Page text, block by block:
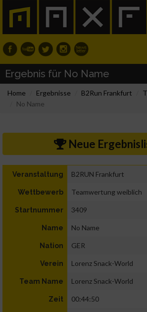
Ergebnis für No Name
Home Ergebnisse B2Run Frankfurt
No Name
Neue
Veranstaltung B2RUN Frankfurt
Wettbewerb Teamwertung weiblich
Startnummer 3409
Name No Name
Nation GER
Verein Lorenz Snack-World
Team Name Lorenz Snack-World
Zeit 00:44:50